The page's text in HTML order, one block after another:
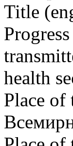
Title
health
Place